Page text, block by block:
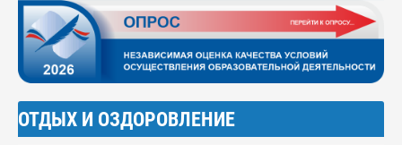
ОТДЫХ И ОЗДОРОВЛЕНИЕ